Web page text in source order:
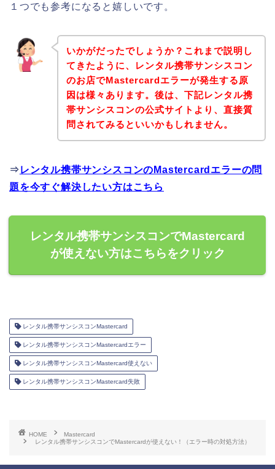
１つでも参考になると嬉しいです。
いかがだったでしょうか？これまで説明し
てきたように、レンタル携帯サンシスコン
のお店でMastercardエラーが発生する原
因は様々あります。後は、下記レンタル携
帯サンシスコンの公式サイトより、直接質
問されてみるといいかもしれません。
⇒ レンタル携帯サンシスコンのMastercardエラーの問
題を今すぐ解決したい方はこちら
レンタル携帯サンシスコンでMastercard
が使えない方はこちらをクリック
レンタル携帯サンシスコンMastercard
レンタル携帯サンシスコンMastercardエラー
レンタル携帯サンシスコンMastercard使えない
レンタル携帯サンシスコンMastercard失敗
HOME
Mastercard
レンタル携帯サンシスコンでMastercardが使えない！（エラー時の対処方法）